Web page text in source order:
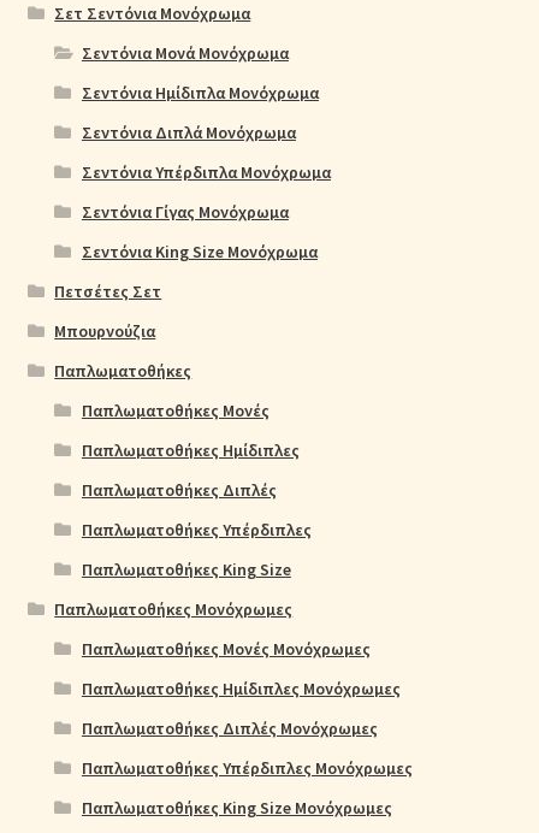
Σετ Σεντόνια Μονόχρωμα
Σεντόνια Μονά Μονόχρωμα
Σεντόνια Ημίδιπλα Μονόχρωμα
Σεντόνια Διπλά Μονόχρωμα
Σεντόνια Υπέρδιπλα Μονόχρωμα
Σεντόνια Γίγας Μονόχρωμα
Σεντόνια King Size Μονόχρωμα
Πετσέτες Σετ
Μπουρνούζια
Παπλωματοθήκες
Παπλωματοθήκες Μονές
Παπλωματοθήκες Ημίδιπλες
Παπλωματοθήκες Διπλές
Παπλωματοθήκες Υπέρδιπλες
Παπλωματοθήκες King Size
Παπλωματοθήκες Μονόχρωμες
Παπλωματοθήκες Μονές Μονόχρωμες
Παπλωματοθήκες Ημίδιπλες Μονόχρωμες
Παπλωματοθήκες Διπλές Μονόχρωμες
Παπλωματοθήκες Υπέρδιπλες Μονόχρωμες
Παπλωματοθήκες King Size Μονόχρωμες